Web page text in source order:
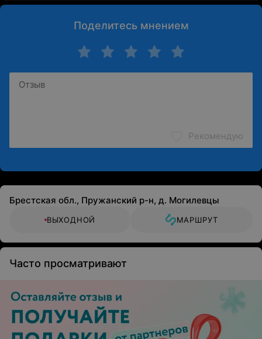
Поделитесь мнением
Рекомендую
Брестская обл., Пружанский р-н, д. Могилевцы
ВЫХОДНОЙ МАРШРУТ
Часто просматривают